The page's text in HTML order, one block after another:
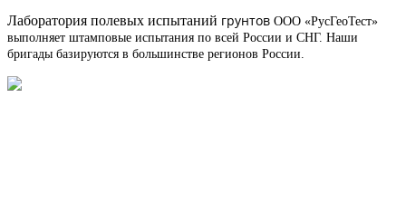
Лаборатория полевых испытаний грунтов ООО «РусГеоТест»
выполняет штамповые испытания по всей России и СНГ. Наши
бригады базируются в большинстве регионов России.